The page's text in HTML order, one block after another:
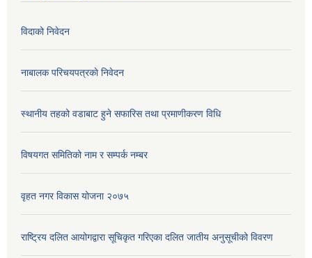
विदाको निवेदन
नाबालक परिचयपत्रकाे निवेदन
स्थानीय तहको वडाबाट हुने सफारिस तथा प्रमाणीकरण विधि
विषयगत समितिको नाम र सम्पर्क नम्बर
वृहत नगर विकास योजना २०७५
राष्ट्रिय दलित आयोगद्वारा सूचिकृत गरिएका दलित जातीय अनुसूचीको विवरण